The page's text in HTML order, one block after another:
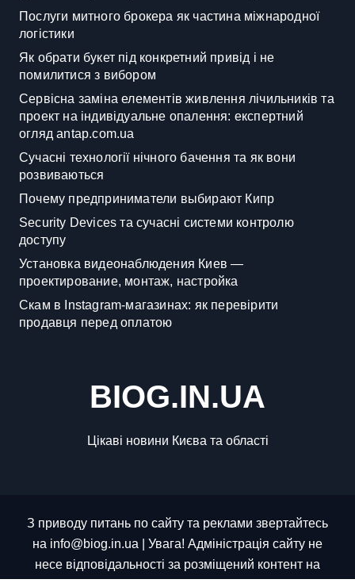
Послуги митного брокера як частина міжнародної
логістики
Як обрати букет під конкретний привід і не
помилитися з вибором
Сервісна заміна елементів живлення лічильників та
проект на індивідуальне опалення: експертний
огляд antap.com.ua
Сучасні технології нічного бачення та як вони
розвиваються
Почему предприниматели выбирают Кипр
Security Devices та сучасні системи контролю
доступу
Установка видеонаблюдения Киев —
проектирование, монтаж, настройка
Скам в Instagram-магазинах: як перевірити
продавця перед оплатою
BIOG.IN.UA
Цікаві новини Києва та області
З приводу питань по сайту та реклами звертайтесь
на info@biog.in.ua | Увага! Адміністрація сайту не
несе відповідальності за розміщений контент на